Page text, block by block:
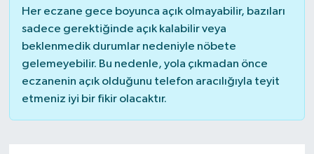
Her eczane gece boyunca açık olmayabilir, bazıları
sadece gerektiğinde açık kalabilir veya
beklenmedik durumlar nedeniyle nöbete
gelemeyebilir. Bu nedenle, yola çıkmadan önce
eczanenin açık olduğunu telefon aracılığıyla teyit
etmeniz iyi bir fikir olacaktır.